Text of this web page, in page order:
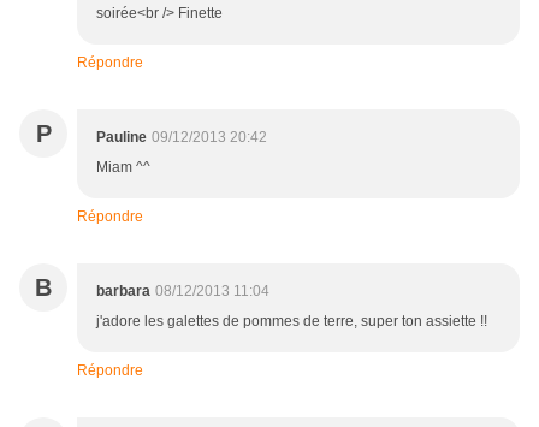
soirée<br /> Finette
Répondre
P Pauline 09/12/2013 20:42
Miam ^^
Répondre
B barbara 08/12/2013 11:04
j'adore les galettes de pommes de terre, super ton assiette !!
Répondre